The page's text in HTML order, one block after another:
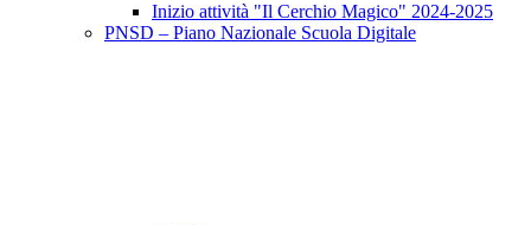
Inizio attività "Il Cerchio Magico" 2024-2025
PNSD – Piano Nazionale Scuola Digitale